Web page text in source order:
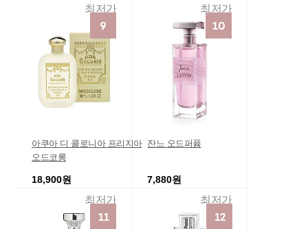
최저가 최저가
아쿠아 디 콜로니아 프리지아
오드코롱
18,900원
최저가
잔느 오드퍼퓸
7,880원
최저가